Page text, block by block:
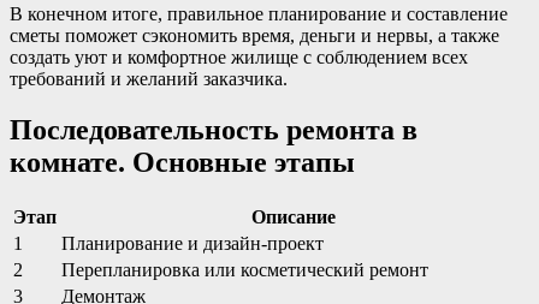
В конечном итоге, правильное планирование и составление
сметы поможет сэкономить время, деньги и нервы, а также
создать уют и комфортное жилище с соблюдением всех
требований и желаний заказчика.
Последовательность ремонта в
комнате. Основные этапы
Этап
Описание
1
Планирование и дизайн-проект
2
Перепланировка или косметический ремонт
3
Демонтаж